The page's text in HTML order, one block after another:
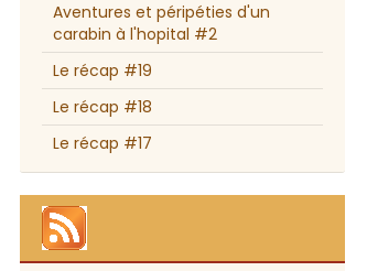
Aventures et péripéties d'un
carabin à l'hopital #2
Le récap #19
Le récap #18
Le récap #17